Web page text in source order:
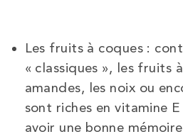
Les fruits à coques :
« classiques », les fruits
amandes, les noix ou
sont riches en vitamine
avoir une bonne